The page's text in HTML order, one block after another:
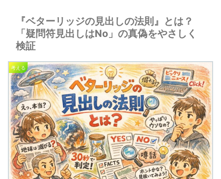
『ベターリッジの見出しの法則』とは？
「疑問符見出しはNo」の真偽をやさしく
検証
考える